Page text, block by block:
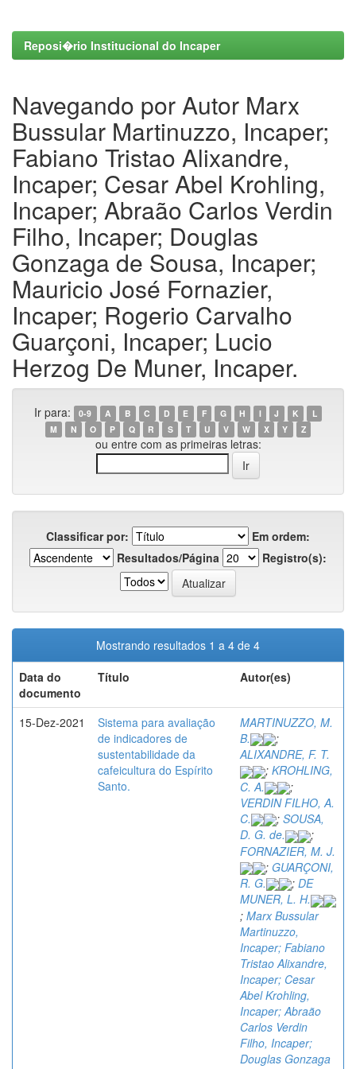
Reposi�rio Institucional do Incaper
Navegando por Autor Marx
Bussular Martinuzzo, Incaper;
Fabiano Tristao Alixandre,
Incaper; Cesar Abel Krohling,
Incaper; Abraão Carlos Verdin
Filho, Incaper; Douglas
Gonzaga de Sousa, Incaper;
Mauricio José Fornazier,
Incaper; Rogerio Carvalho
Guarçoni, Incaper; Lucio
Herzog De Muner, Incaper.
Ir para: 0-9 A B C D E F G H I J K
L
M
N O P Q R S T U V W X Y Z
ou entre com as primeiras letras:
Classificar por:
Em ordem:
Resultados/Página
Registro(s):
Mostrando resultados 1 a 4 de 4
Data do
documento
Título Autor(es)
15-Dez-2021
Sistema para avaliação
de indicadores de
sustentabilidade da
cafeicultura do Espírito
Santo.
MARTINUZZO, M.
B.
;
ALIXANDRE, F. T.
; KROHLING,
C. A.
;
VERDIN FILHO, A.
C.
; SOUSA,
D. G. de.
;
FORNAZIER, M. J.
; GUARÇONI,
R. G.
; DE
MUNER, L. H.
; Marx Bussular
Martinuzzo,
Incaper; Fabiano
Tristao Alixandre,
Incaper; Cesar
Abel Krohling,
Incaper; Abraão
Carlos Verdin
Filho, Incaper;
Douglas Gonzaga